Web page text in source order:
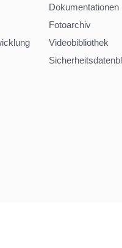
Dokumentationen
Fotoarchiv
Videobibliothek